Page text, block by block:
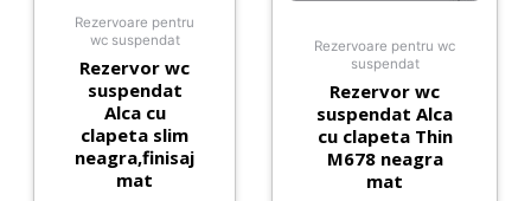
Rezervoare pentru
wc suspendat
Rezervor wc
suspendat
Alca cu
clapeta slim
neagra,finisaj
mat
Rezervoare pentru wc
suspendat
Rezervor wc
suspendat Alca
cu clapeta Thin
M678 neagra
mat